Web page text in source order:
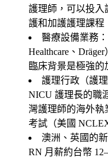
護理師，可以投入
護和加護護理課程
醫療設備業務
Healthcare、
臨床背景是極強的
護理行政（護
NICU 護理長的職
灣護理師的海外執
考試（美國
澳洲、英國的
RN 月薪約台幣